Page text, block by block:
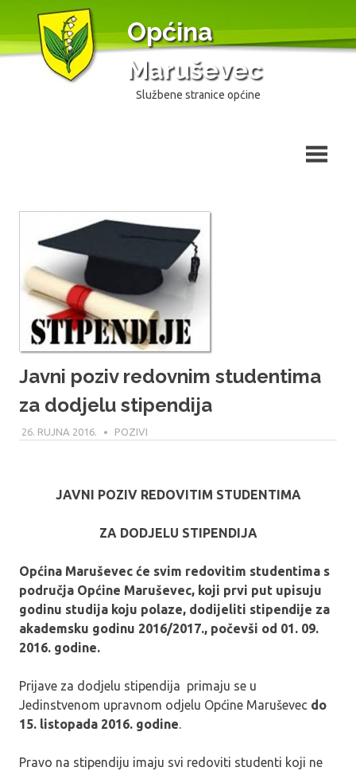
content
Općina
Maruševec
Službene stranice općine
Javni poziv redovnim studentima
za dodjelu stipendija
26. RUJNA 2016. MODERATOR
POZIVI
JAVNI POZIV REDOVITIM STUDENTIMA
ZA DODJELU STIPENDIJA
Općina Maruševec će svim redovitim studentima s
područja Općine Maruševec, koji prvi put upisuju
godinu studija koju polaze, dodijeliti stipendije za
akademsku godinu 2016/2017., počevši od 01. 09.
2016. godine.
Prijave za dodjelu stipendija primaju se u
Jedinstvenom upravnom odjelu Općine Maruševec do
15. listopada 2016. godine.
Pravo na stipendiju imaju svi redoviti studenti koji ne